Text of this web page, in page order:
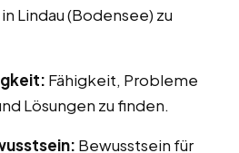
Lindau (Bodensee) zu
Fähigkeit, Probleme
Lösungen zu finden.
Bewusstsein für